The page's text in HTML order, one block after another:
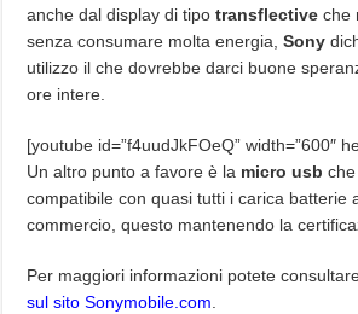
anche dal display di tipotransflective che
senza consumare molta energia,Sony
utilizzo il che dovrebbe darci buone
ore intere.
[youtube id=”f4uudJkFOeQ” width=”600″
Un altro punto a favore è la micro usb
compatibile con quasi tutti i carica batterie
commercio, questo mantenendo la
Per maggiori informazioni potete
sul sito Sonymobile.com.